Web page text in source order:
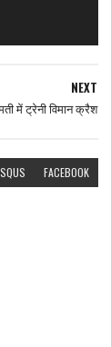
NEXT
में ट्रेनी विमान क्रैश
FACEBOOK